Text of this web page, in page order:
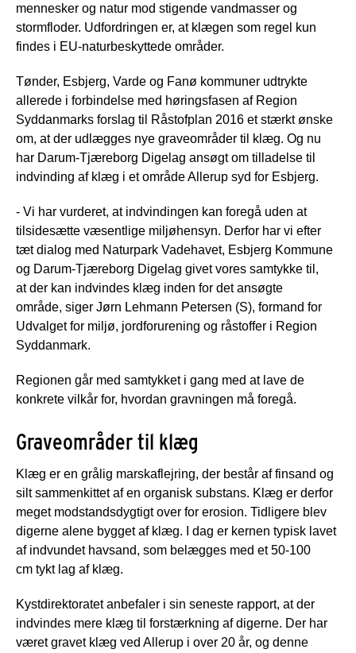
mennesker og natur mod stigende vandmasser og
stormfloder. Udfordringen er, at klægen som regel kun
findes i EU-naturbeskyttede områder.
Tønder, Esbjerg, Varde og Fanø kommuner udtrykte
allerede i forbindelse med høringsfasen af Region
Syddanmarks forslag til Råstofplan 2016 et stærkt ønske
om, at der udlægges nye graveområder til klæg. Og nu
har Darum-Tjæreborg Digelag ansøgt om tilladelse til
indvinding af klæg i et område Allerup syd for Esbjerg.
- Vi har vurderet, at indvindingen kan foregå uden at
tilsidesætte væsentlige miljøhensyn. Derfor har vi efter
tæt dialog med Naturpark Vadehavet, Esbjerg Kommune
og Darum-Tjæreborg Digelag givet vores samtykke til,
at der kan indvindes klæg inden for det ansøgte
område, siger Jørn Lehmann Petersen (S), formand for
Udvalget for miljø, jordforurening og råstoffer i Region
Syddanmark.
Regionen går med samtykket i gang med at lave de
konkrete vilkår for, hvordan gravningen må foregå.
Graveområder til klæg
Klæg er en grålig marskaflejring, der består af finsand og
silt sammenkittet af en organisk substans. Klæg er derfor
meget modstandsdygtigt over for erosion. Tidligere blev
digerne alene bygget af klæg. I dag er kernen typisk lavet
af indvundet havsand, som belægges med et 50-100
cm tykt lag af klæg.
Kystdirektoratet anbefaler i sin seneste rapport, at der
indvindes mere klæg til forstærkning af digerne. Der har
været gravet klæg ved Allerup i over 20 år, og denne